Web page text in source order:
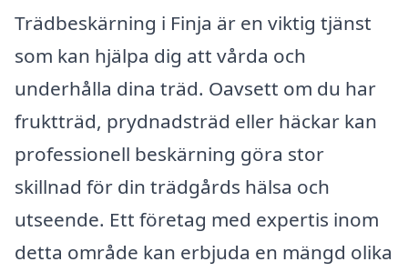
Trädbeskärning i Finja är en viktig tjänst
som kan hjälpa dig att vårda och
underhålla dina träd. Oavsett om du har
fruktträd, prydnadsträd eller häckar kan
professionell beskärning göra stor
skillnad för din trädgårds hälsa och
utseende. Ett företag med expertis inom
detta område kan erbjuda en mängd olika